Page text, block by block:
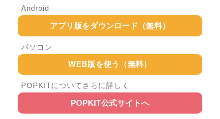
Android
アプリ版をダウンロード（無料）
パソコン
WEB版を使う（無料）
POPKITについてさらに詳しく
POPKIT公式サイトへ